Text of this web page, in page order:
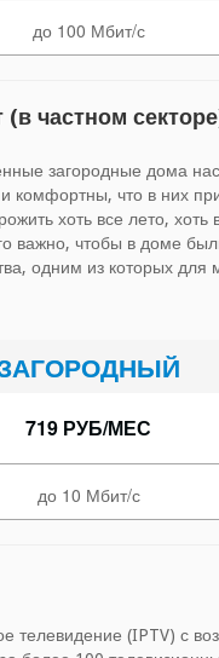
до 100 Мбит/с
частном
загородные дома
комфортны, что в них
хоть все лето, хоть
важно, чтобы в доме
одним из которых для
719 РУБ/МЕС
до 10 Мбит/с
телевидение (IPTV) с